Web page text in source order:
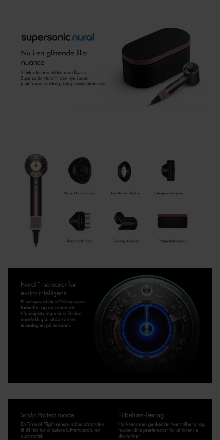
Diffuse mode
Luften spredes forsigtigt gennem de længere pigge, der
når dybere ind i håret, hvilket giver teksturerede, fyldige
krøller og proptrækkerkrøller.
Teknologi
Hårbundsbeskyttelse
En Time of Flight-sensor justerer automatisk for at
fugtighedsbinding.
Tilbehørsgenkendelse
En Hall-sensor genkender hvert stykke tilbehør, mens du
stylingpræferencer.³
Pauseregistrering
Et accelerometer registrerer bevægelser og ved, hvornår
maskinen er taget fra. Det deaktiverer varmelegemet og
mindsker luftstrømmen.
Fiksér din frisure
Den fjerde knap er et cold shot-knap, der køler og fikserer
Air Multiplier™-teknologi
Tredobler den omgivende luft og fordeler den
kontrollerede luft kraftigt.
Intelligent varmekontrol